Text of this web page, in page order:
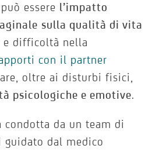
essere l’impatto
sulla qualità di vita
e difficoltà nella
con il partner
oltre ai disturbi fisici,
psicologiche e emotive.
condotta da un team di
guidato dal medico